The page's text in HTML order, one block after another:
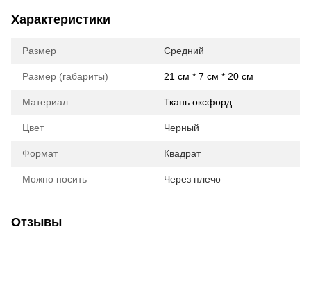
Характеристики
Размер Средний
Размер (габариты) 21 см * 7 см * 20 см
Материал Ткань оксфорд
Цвет Черный
Формат Квадрат
Можно носить Через плечо
Отзывы